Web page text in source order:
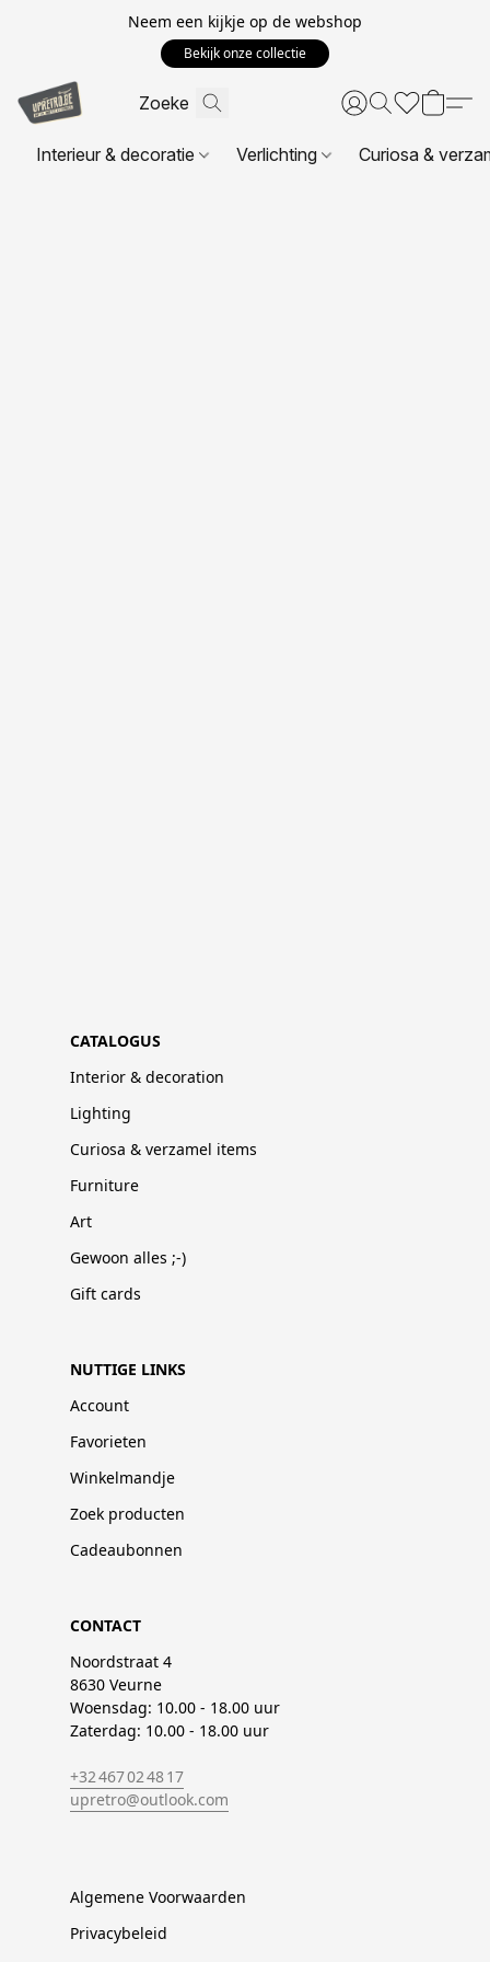
Neem een kijkje op de webshop
Bekijk onze collectie
Interieur & decoratie Verlichting Curiosa &
CATALOGUS
Interior & decoration
Lighting
Curiosa & verzamel items
Furniture
Art
Gewoon alles ;-)
Gift cards
NUTTIGE LINKS
Account
Favorieten
Winkelmandje
Zoek producten
Cadeaubonnen
CONTACT
Noordstraat 4
8630 Veurne
Woensdag: 10.00 - 18.00 uur
Zaterdag: 10.00 - 18.00 uur
+32 467 02 48 17
upretro@outlook.com
Algemene Voorwaarden
Privacybeleid